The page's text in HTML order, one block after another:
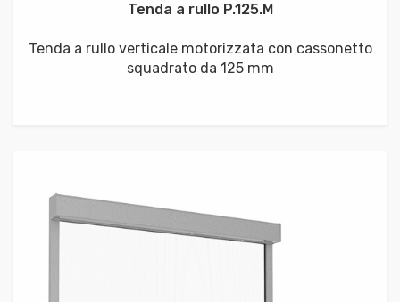
Tenda a rullo P.125.M
Tenda a rullo verticale motorizzata con cassonetto
squadrato da 125 mm